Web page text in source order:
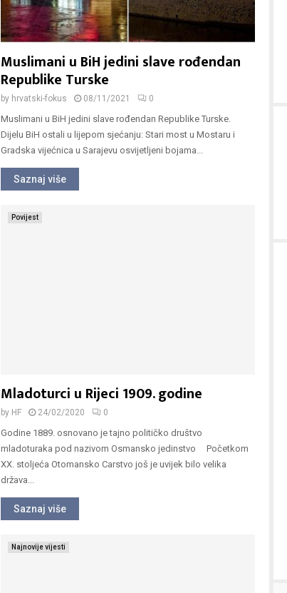
Muslimani u BiH jedini slave rođendan
Republike Turske
by hrvatski-fokus 08/11/2021 0
Muslimani u BiH jedini slave rođendan Republike Turske.
Dijelu BiH ostali u lijepom sjećanju: Stari most u Mostaru i
Gradska vijećnica u Sarajevu osvijetljeni bojama...
Saznaj više
Povijest
Mladoturci u Rijeci 1909. godine
by HF 24/02/2020 0
Godine 1889. osnovano je tajno političko društvo
mladoturaka pod nazivom Osmansko jedinstvo Početkom
XX. stoljeća Otomansko Carstvo još je uvijek bilo velika
država...
Saznaj više
Najnovije vijesti